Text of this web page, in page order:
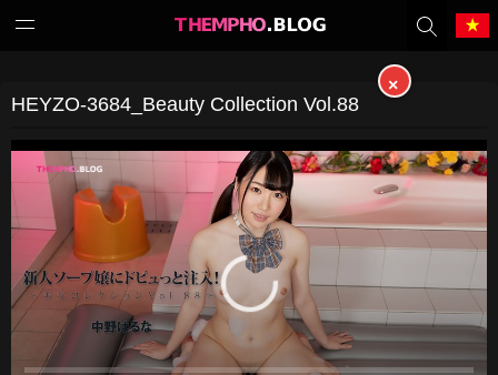
Tiếng Việt 中文（繁體）
中文（简体） English
日本語 한국어
Melayu ภาษาไทย
Deutsch Français
×
HEYZO-3684_Beauty Collection Vol.88